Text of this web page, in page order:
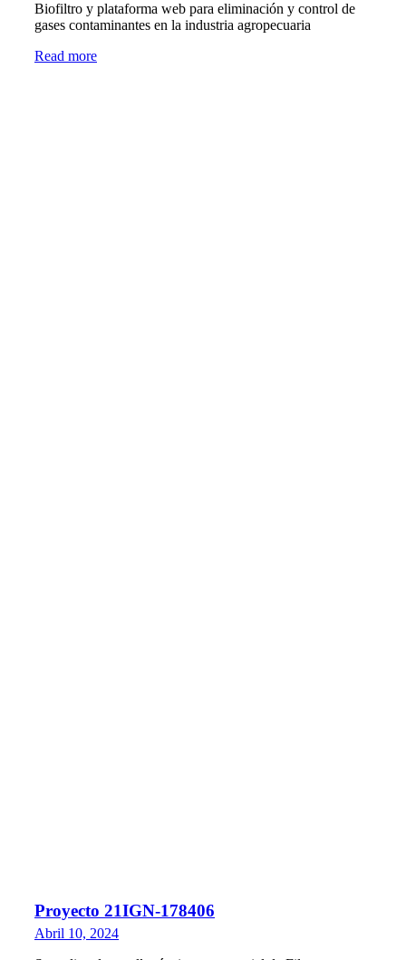
Biofiltro y plataforma web para eliminación y control de
gases contaminantes en la industria agropecuaria
Read more
Proyecto 21IGN-178406
Abril 10, 2024